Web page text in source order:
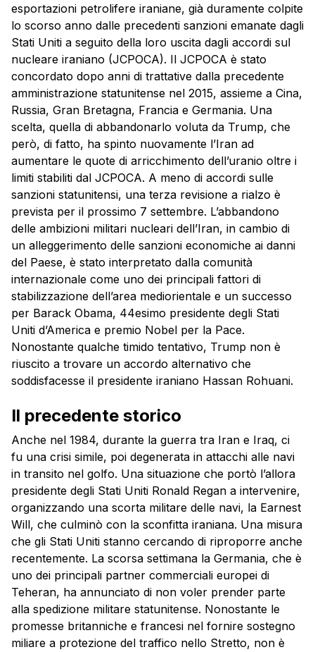
esportazioni petrolifere iraniane, già duramente colpite
lo scorso anno dalle precedenti sanzioni emanate dagli
Stati Uniti a seguito della loro uscita dagli accordi sul
nucleare iraniano (JCPOCA). Il JCPOCA è stato
concordato dopo anni di trattative dalla precedente
amministrazione statunitense nel 2015, assieme a Cina,
Russia, Gran Bretagna, Francia e Germania. Una
scelta, quella di abbandonarlo voluta da Trump, che
però, di fatto, ha spinto nuovamente l’Iran ad
aumentare le quote di arricchimento dell’uranio oltre i
limiti stabiliti dal JCPOCA. A meno di accordi sulle
sanzioni statunitensi, una terza revisione a rialzo è
prevista per il prossimo 7 settembre. L’abbandono
delle ambizioni militari nucleari dell’Iran, in cambio di
un alleggerimento delle sanzioni economiche ai danni
del Paese, è stato interpretato dalla comunità
internazionale come uno dei principali fattori di
stabilizzazione dell’area mediorientale e un successo
per Barack Obama, 44esimo presidente degli Stati
Uniti d’America e premio Nobel per la Pace.
Nonostante qualche timido tentativo, Trump non è
riuscito a trovare un accordo alternativo che
soddisfacesse il presidente iraniano Hassan Rohuani.
Il precedente storico
Anche nel 1984, durante la guerra tra Iran e Iraq, ci
fu una crisi simile, poi degenerata in attacchi alle navi
in transito nel golfo. Una situazione che portò l’allora
presidente degli Stati Uniti Ronald Regan a intervenire,
organizzando una scorta militare delle navi, la Earnest
Will, che culminò con la sconfitta iraniana. Una misura
che gli Stati Uniti stanno cercando di riproporre anche
recentemente. La scorsa settimana la Germania, che è
uno dei principali partner commerciali europei di
Teheran, ha annunciato di non voler prender parte
alla spedizione militare statunitense. Nonostante le
promesse britanniche e francesi nel fornire sostegno
miliare a protezione del traffico nello Stretto, non è